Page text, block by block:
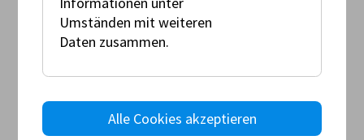
Homologationen
Umständen mit weiteren
Daten zusammen.
Alle Cookies akzeptieren